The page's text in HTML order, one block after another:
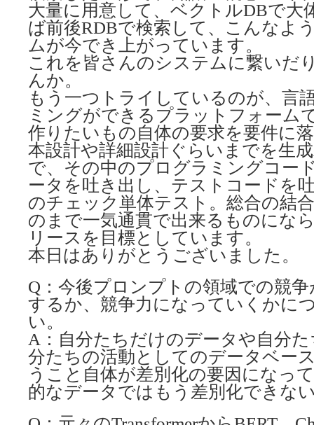
大量に用意して、ベクトルDBで大
ば前後RDBで検索して、こんなよ
ムが今でき上がっています。
これを皆さんのシステムに繋いだ
んか。
もう一つトライしているのが、言
ミングができるプラットフォーム
作りたいもの自体の要求を要件に
本設計や詳細設計ぐらいまでを生
で、その中のプログラミングコー
ータを吐き出し、テストコードを
のチェック単体テスト。総合の結
のまで一気通貫で出来るものにな
リースを目標としています。
本日はありがとうございました。
Q：今後プロンプトの領域での競
するか、競争力になっていくかに
い。
A：自分たちだけのデータや自分
分たちの活動としてのデータベー
うこと自体が差別化の要因になっ
的なデータではもう差別化できな